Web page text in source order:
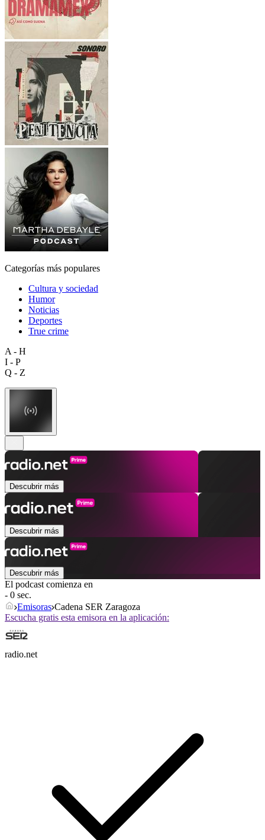
Categorías más populares
Cultura y sociedad
Humor
Noticias
Deportes
True crime
A - H
I - P
Q - Z
Descubrir más
Descubrir más
Descubrir más
El podcast comienza en
- 0 sec.
Emisoras Cadena SER Zaragoza
Escucha gratis esta emisora en la aplicación:
radio.net